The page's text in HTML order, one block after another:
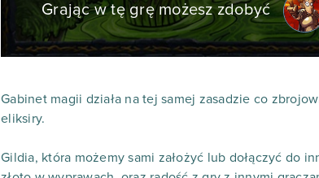
Grając w tę grę możesz zdobyć
Gabinet magii działa na tej samej zasadzie co
eliksiry.
Gildia, która możemy sami założyć lub dołączyć do